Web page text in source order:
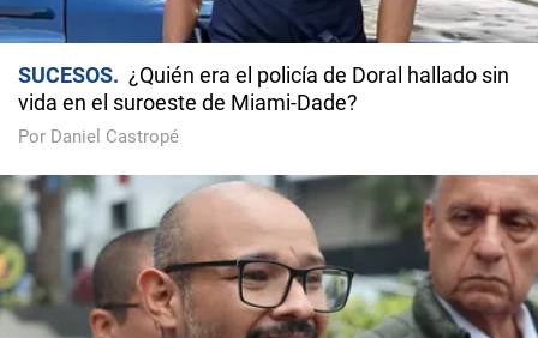
SUCESOS
¿Quién era el policía de Doral hallado sin
vida en el suroeste de Miami-Dade?
Por Daniel Castropé